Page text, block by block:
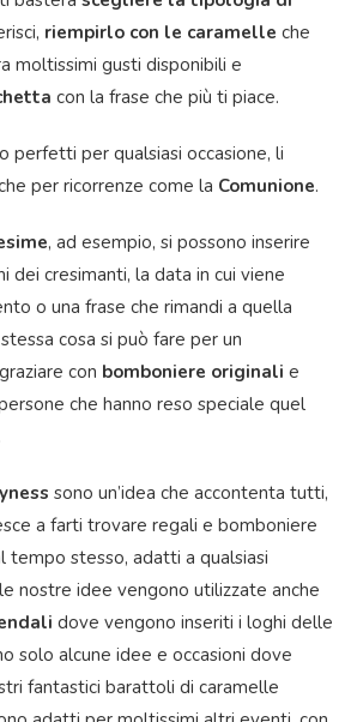
riempirlo con le caramelle che
moltissimi gusti disponibili e
con la frase che più ti piace.
perfetti per qualsiasi occasione, li
per ricorrenze come la Comunione.
, ad esempio, si possono inserire
dei cresimanti, la data in cui viene
o una frase che rimandi a quella
cosa si può fare per un
con bomboniere originali e
che hanno reso speciale quel
sono un’idea che accontenta tutti,
a farti trovare regali e bomboniere
tempo stesso, adatti a qualsiasi
nostre idee vengono utilizzate anche
dove vengono inseriti i loghi delle
solo alcune idee e occasioni dove
fantastici barattoli di caramelle